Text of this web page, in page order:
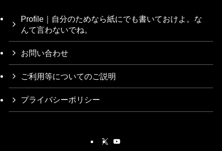
Profile｜自分のためなら紙にでも書いておけよ。な
んて言わないでね。
お問い合わせ
ご利用等についてのご説明
プライバシーポリシー